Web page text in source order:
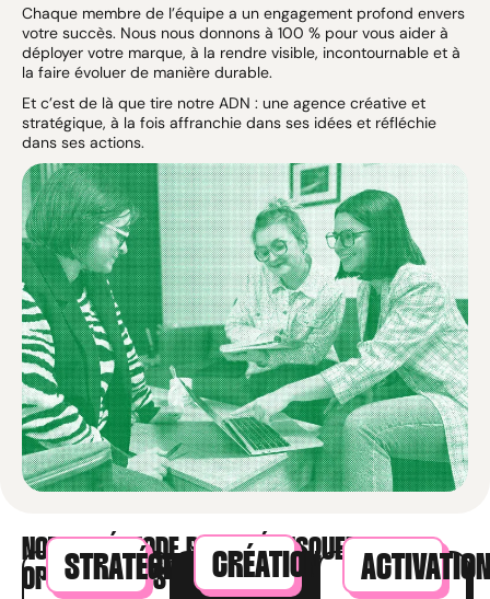
Chaque membre de l’équipe a un engagement profond envers
votre succès. Nous nous donnons à 100 % pour vous aider à
déployer votre marque, à la rendre visible, incontournable et à
la faire évoluer de manière durable.
Et c’est de là que tire notre ADN : une agence créative et
stratégique, à la fois affranchie dans ses idées et réfléchie
dans ses actions.
NOTRE MÉTHODE POUR DÉBUSQUER VOS
OPPORTUNITÉS BUSINESS :
STRATÉGIE CRÉATION